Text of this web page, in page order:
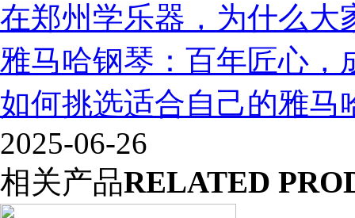
在郑州学乐器，为什么大
雅马哈钢琴：百年匠心，
如何挑选适合自己的雅马
2025-06-26
相关产品RELATED